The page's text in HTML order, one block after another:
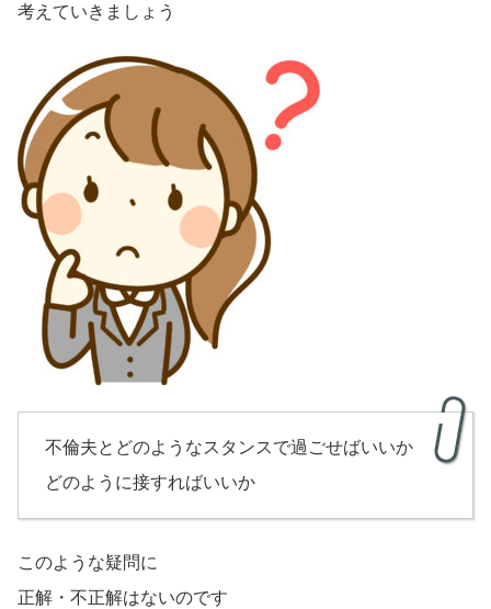
考えていきましょう
不倫夫とどのようなスタンスで過ごせばいいか
どのように接すればいいか
このような疑問に
正解・不正解はないのです